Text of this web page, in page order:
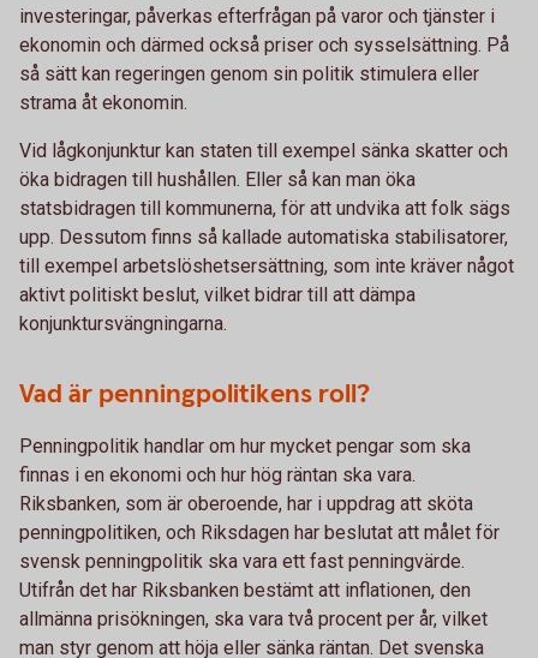
investeringar, påverkas efterfrågan på varor och tjänster i
ekonomin och därmed också priser och sysselsättning. På
så sätt kan regeringen genom sin politik stimulera eller
strama åt ekonomin.
Vid lågkonjunktur kan staten till exempel sänka skatter och
öka bidragen till hushållen. Eller så kan man öka
statsbidragen till kommunerna, för att undvika att folk sägs
upp. Dessutom finns så kallade automatiska stabilisatorer,
till exempel arbetslöshetsersättning, som inte kräver något
aktivt politiskt beslut, vilket bidrar till att dämpa
konjunktursvängningarna.
Vad är penningpolitikens roll?
Penningpolitik handlar om hur mycket pengar som ska
finnas i en ekonomi och hur hög räntan ska vara.
Riksbanken, som är oberoende, har i uppdrag att sköta
penningpolitiken, och Riksdagen har beslutat att målet för
svensk penningpolitik ska vara ett fast penningvärde.
Utifrån det har Riksbanken bestämt att inflationen, den
allmänna prisökningen, ska vara två procent per år, vilket
man styr genom att höja eller sänka räntan. Det svenska